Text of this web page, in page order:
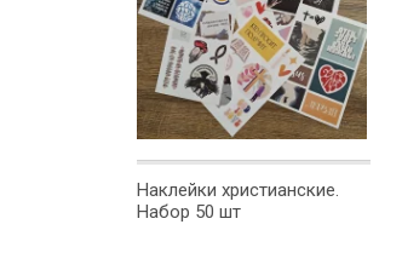
Наклейки христианские.
Набор 50 шт